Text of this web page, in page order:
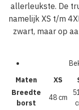
allerleukste. De
namelijk XS t/m
zwart, maar op
Maten
XS
Breedte
borst
48 cm